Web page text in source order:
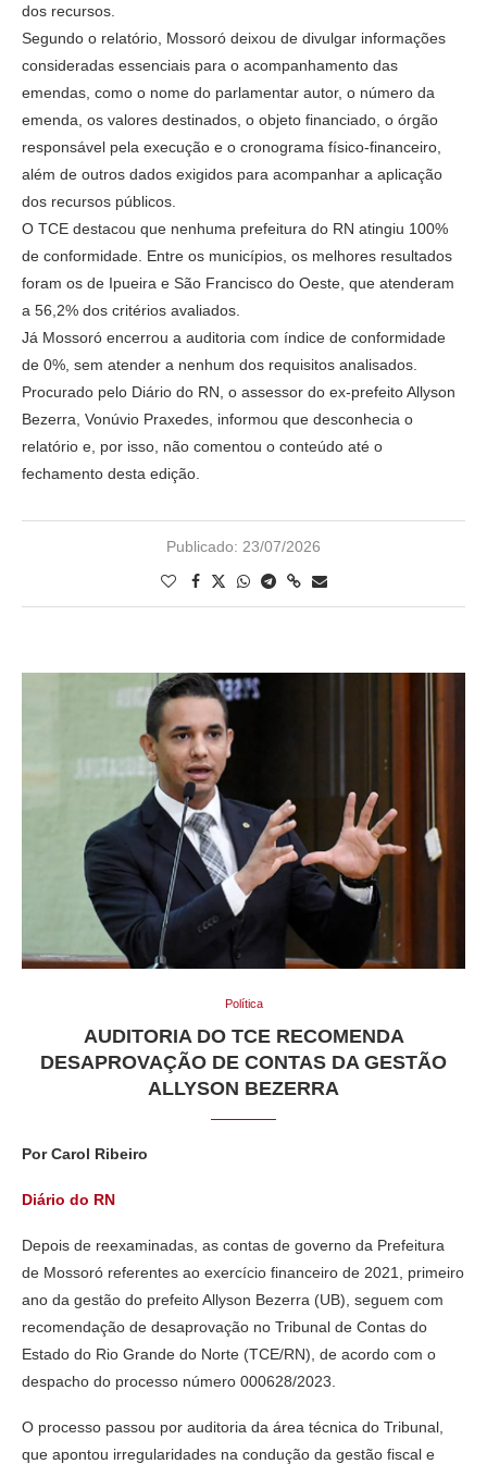
dos recursos.
Segundo o relatório, Mossoró deixou de divulgar informações
consideradas essenciais para o acompanhamento das
emendas, como o nome do parlamentar autor, o número da
emenda, os valores destinados, o objeto financiado, o órgão
responsável pela execução e o cronograma físico-financeiro,
além de outros dados exigidos para acompanhar a aplicação
dos recursos públicos.
O TCE destacou que nenhuma prefeitura do RN atingiu 100%
de conformidade. Entre os municípios, os melhores resultados
foram os de Ipueira e São Francisco do Oeste, que atenderam
a 56,2% dos critérios avaliados.
Já Mossoró encerrou a auditoria com índice de conformidade
de 0%, sem atender a nenhum dos requisitos analisados.
Procurado pelo Diário do RN, o assessor do ex-prefeito Allyson
Bezerra, Vonúvio Praxedes, informou que desconhecia o
relatório e, por isso, não comentou o conteúdo até o
fechamento desta edição.
Publicado: 23/07/2026
Política
AUDITORIA DO TCE RECOMENDA
DESAPROVAÇÃO DE CONTAS DA GESTÃO
ALLYSON BEZERRA
Por Carol Ribeiro
Diário do RN
Depois de reexaminadas, as contas de governo da Prefeitura
de Mossoró referentes ao exercício financeiro de 2021, primeiro
ano da gestão do prefeito Allyson Bezerra (UB), seguem com
recomendação de desaprovação no Tribunal de Contas do
Estado do Rio Grande do Norte (TCE/RN), de acordo com o
despacho do processo número 000628/2023.
O processo passou por auditoria da área técnica do Tribunal,
que apontou irregularidades na condução da gestão fiscal e